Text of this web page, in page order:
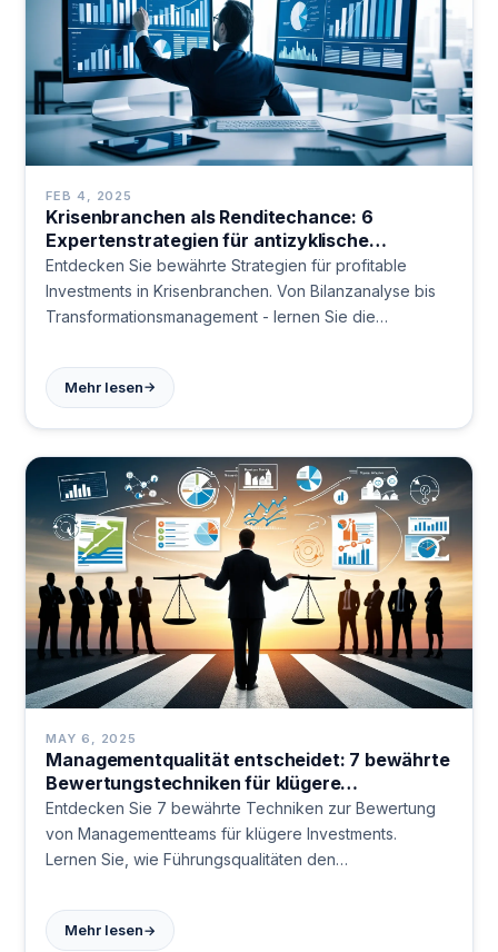
FEB 4, 2025
Krisenbranchen als Renditechance: 6
Expertenstrategien für antizyklische
Investments [2024]
Entdecken Sie bewährte Strategien für profitable
Investments in Krisenbranchen. Von Bilanzanalyse bis
Transformationsmanagement - lernen Sie die
Investitionen kennen. Jetzt lesen!
Mehr lesen→
MAY 6, 2025
Managementqualität entscheidet: 7 bewährte
Bewertungstechniken für klügere
Investitionen
Entdecken Sie 7 bewährte Techniken zur Bewertung
von Managementteams für klügere Investments.
Lernen Sie, wie Führungsqualitäten den
Anlageentscheidungen verbessern können.
Mehr lesen→